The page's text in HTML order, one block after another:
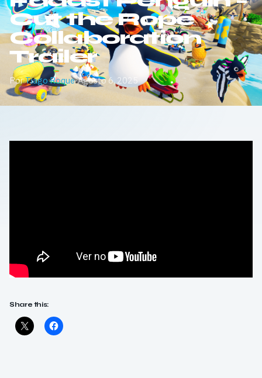
Cut the Rope
Collaboration
Trailer
PorTiago Roque·Agosto 6, 2025
Share this: